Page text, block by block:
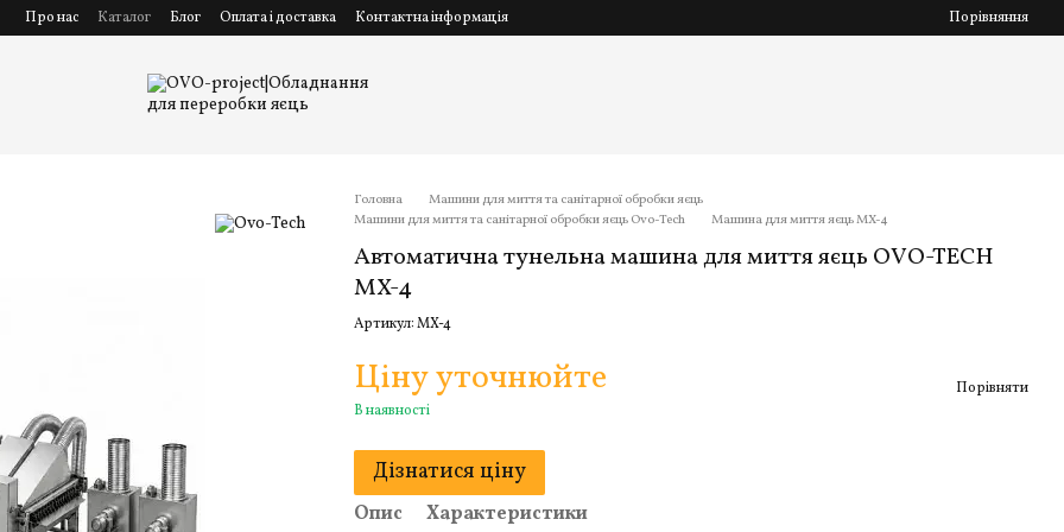
Про нас Каталог Блог Оплата і доставка Контактна інформація Порівняння
Головна
Машини для миття та санітарної обробки яєць
Машини для миття та санітарної обробки яєць Ovo-Tech
Машина для миття яєць MX-4
Автоматична тунельна машина для миття яєць OVO-TECH
MX-4
Артикул: MX-4
Ціну уточнюйте
В наявності
Порівняти
Дізнатися ціну
Опис Характеристики